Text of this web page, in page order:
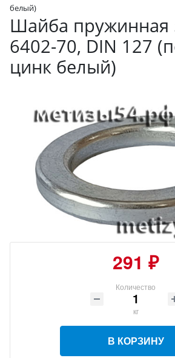
белый)
Шайба пружинная
6402-70, DIN 127
цинк белый)
291 ₽
Количество
кг
В КОРЗИНУ